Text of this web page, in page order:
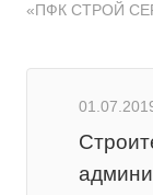
«ПФК СТРОЙ